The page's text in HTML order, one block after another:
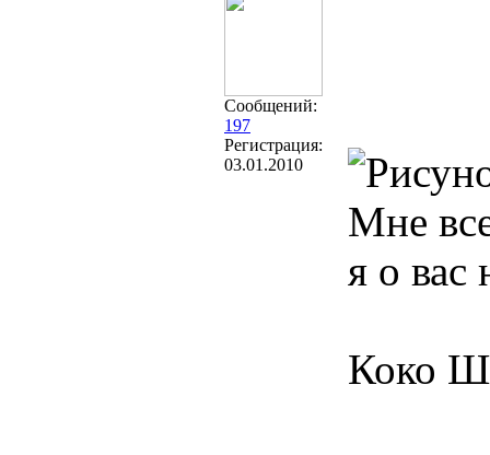
Сообщений:
197
Регистрация:
03.01.2010
Мне
я о
Коко